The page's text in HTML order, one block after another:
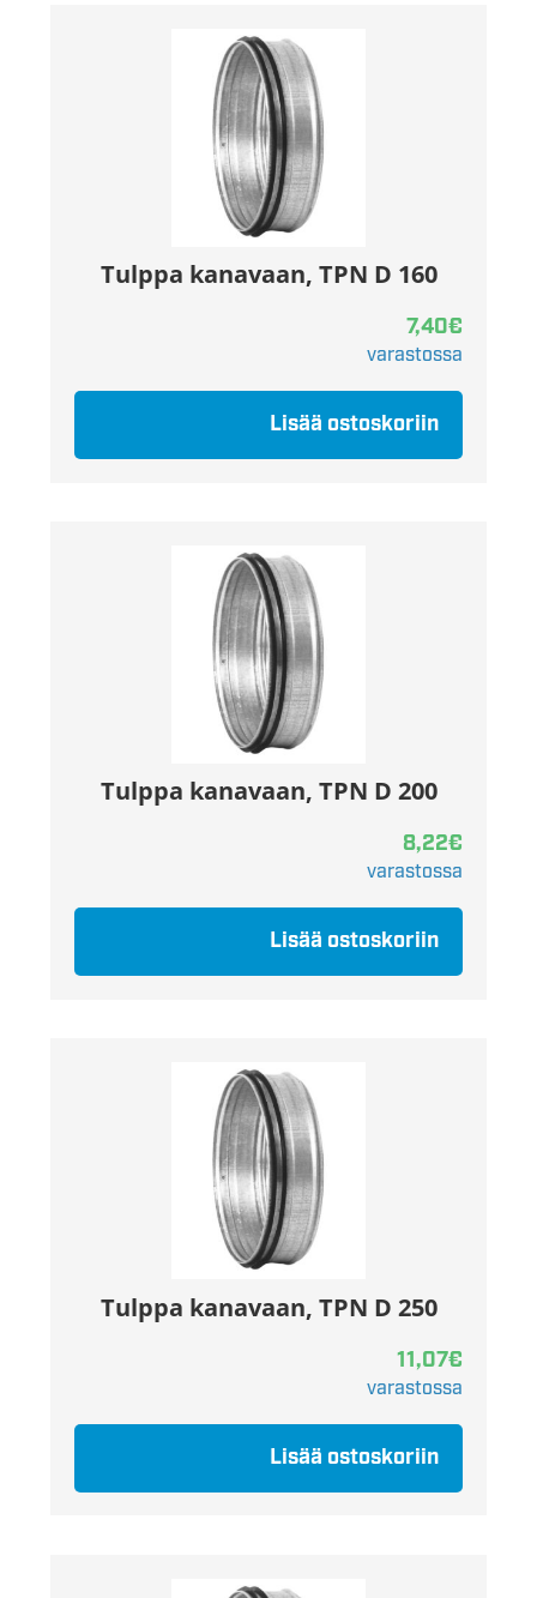
Tulppa kanavaan, TPN D 160
7,40€
varastossa
Lisää ostoskoriin
Tulppa kanavaan, TPN D 200
8,22€
varastossa
Lisää ostoskoriin
Tulppa kanavaan, TPN D 250
11,07€
varastossa
Lisää ostoskoriin